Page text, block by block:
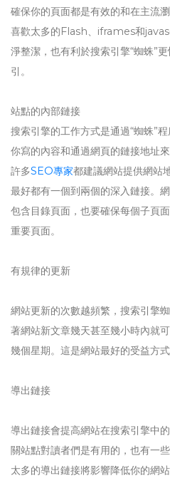
確保你的頁面都是有效的和在主流
喜歡太多的Flash、iframes和
淨整潔，也有利於搜索引擎“蜘蛛”
引。
站點的內部鏈接
搜索引擎的工作方式是通過“蜘蛛”
你寫的內容和通過網頁的鏈接地址
許多SEO專家都建議網站提供網站
最好都有一個到兩個的深入鏈接。
包含目錄頁面，也要確保每個子頁
重要頁面。
有規律的更新
網站更新的次數越頻繁，搜索引擎
著網站新文章幾天甚至幾小時內就
幾個星期。這是網站最好的受益方式
導出鏈接
導出鏈接會提高網站在搜索引擎中
關站點對讀者們是有用的，也有一
太多的導出鏈接將影響降低你的網站